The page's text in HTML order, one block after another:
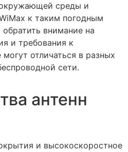
среды и
к таким погодным
внимание на
и требования к
отличаться в разных
сети.
антенн
и высокоскоростное